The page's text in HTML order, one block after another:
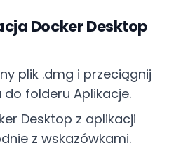
Docker Desktop
plik .dmg i przeciągnij
do folderu Aplikacje.
Desktop z aplikacji
z wskazówkami.